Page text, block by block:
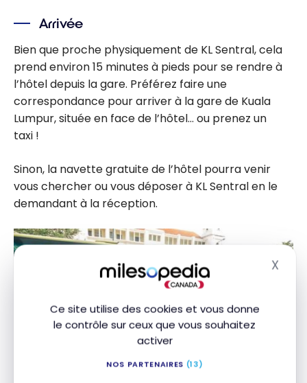
Ce site utilise des cookies et vous donne
le contrôle sur ceux que vous souhaitez
activer
NOS PARTENAIRES (13)
X
Arrivée
Bien que proche physiquement de KL Sentral, cela
prend environ 15 minutes à pieds pour se rendre à
l’hôtel depuis la gare. Préférez faire une
correspondance pour arriver à la gare de Kuala
Lumpur, située en face de l’hôtel… ou prenez un
taxi !
Sinon, la navette gratuite de l’hôtel pourra venir
vous chercher ou vous déposer à KL Sentral en le
demandant à la réception.